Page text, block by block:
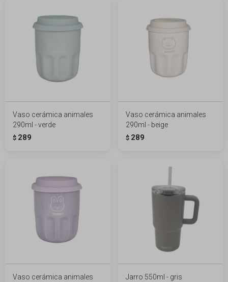
Vaso cerámica animales
290ml - verde
$ 289
Vaso cerámica animales
290ml - beige
$ 289
Vaso cerámica animales
Jarro 550ml - gris